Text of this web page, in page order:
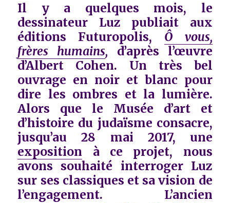
Il y a quelques mois, le
dessinateur Luz publiait aux
éditions Futuropolis, Ô vous,
frères humains, d’après l’œuvre
d’Albert Cohen. Un très bel
ouvrage en noir et blanc pour
dire les ombres et la lumière.
Alors que le Musée d’art et
d’histoire du judaïsme consacre,
jusqu’au 28 mai 2017, une
exposition à ce projet, nous
avons souhaité interroger Luz
sur ses classiques et sa vision de
l’engagement. L’ancien